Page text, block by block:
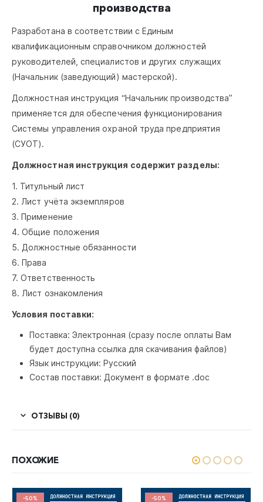
производства
Разработана в соответствии с Единым
квалификационным справочником должностей
руководителей, специалистов и других служащих
(Начальник (заведующий) мастерской).
Должностная инструкция “Начальник производства”
применяется для обеспечения функционирования
Системы управления охраной труда предприятия
(СУОТ).
Должностная инструкция содержит разделы:
1. Титульный лист
2. Лист учёта экземпляров
3. Применение
4. Общие положения
5. Должностные обязанности
6. Права
7. Ответственность
8. Лист ознакомления
Условия поставки:
Поставка: Электронная (сразу после оплаты Вам
будет доступна ссылка для скачивания файлов)
Язык инструкции: Русский
Состав поставки: Документ в формате .doc
ОТЗЫВЫ (0)
ПОХОЖИЕ
-50% -50%